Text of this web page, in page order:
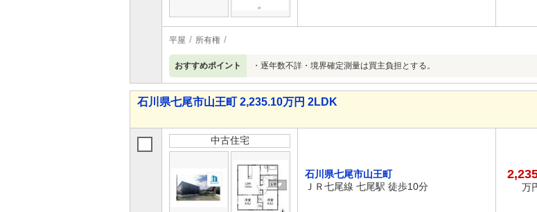
平屋 所有権
おすすめポイント ・逐年数不詳・境界確定測量は買主負担とする。
石川県七尾市山王町 2,235.10万円 2LDK
中古住宅
石川県七尾市山王町
ＪＲ七尾線 七尾駅 徒歩10分
万